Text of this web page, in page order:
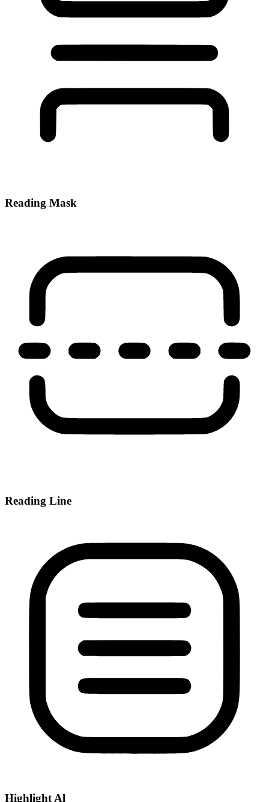
Reading Mask
Reading Line
Highlight Al